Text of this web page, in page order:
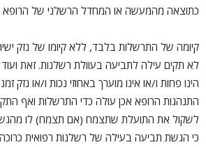
כתוצאה מהמעשה או המחדל הרשלני של הרופא
קיומה של התרשלות בלבד, ללא קיומו של נזק
לא תקים עילה לתביעה בעוולת רשלנות. זאת
הינו פחות ו/או אינו מוערך באחוזי נכות ו/או נזק
התנהגות הרופא אכן עולה כדי התרשלות ואף
לשקול את התועלת שתצמח (אם תצמח) לו
כי הגשת תביעה בעילה של רשלנות רפואית כרוכה